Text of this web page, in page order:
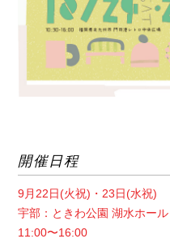
開催日程
9月22日(火祝)・23日(水祝)
宇部：ときわ公園 湖水ホール
11:00〜16:00